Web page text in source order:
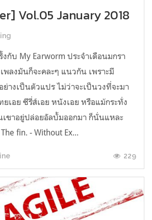
Vol.05 January 2018
กับ My Earworm ประจำเดือนมกรา
ลงมันก็จะคละๆ แนวกัน เพราะมี
ย่างเป็นตัวแปร ไม่ว่าจะเป็นวงที่จะมา
เอย ซีรี่ส์เอย หนังเอย หรือแม้กระทั่ง
ขาอยู่ปล่อยอัลบั้มออกมา ก็นั่นแหละ
fin. - Without Ex...
229